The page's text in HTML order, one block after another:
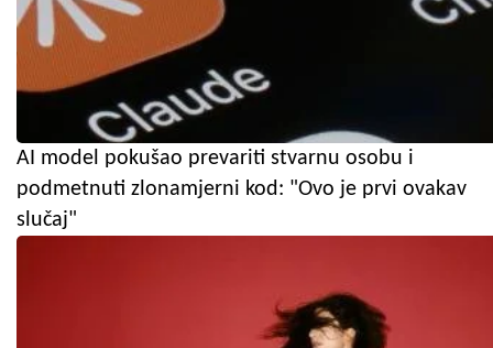
AI model pokušao prevariti stvarnu osobu i
podmetnuti zlonamjerni kod: "Ovo je prvi ovakav
slučaj"